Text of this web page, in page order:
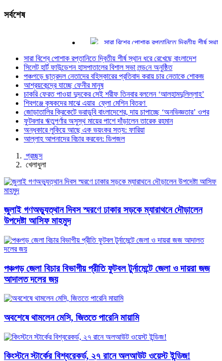
সর্বশেষ
সারা বিশ্বে পোশাক রপ্তানিতে দ্বিতীয় শীর্ষ স্থান ধরে
সিলেট হার্ট ফাউন্ডেশন হাসপাতালের বিশাল সভা লন্ড‌নে
পঞ্চগড়ে ছাত্রদল নেতাদের বহিস্কারের প্রতিবাদ
আশ্রয়কেন্দ্রে যাচ্ছে ফেনীর মানুষ
চাকরি ফেরত পাওয়া দুদকের সেই শরীফ তিনবার
শিবগঞ্জে কৃষকদের মাঝে এয়ার ফ্লো মেশিন বিতরণ
জোড়াতালির ক্রিকেটে ভরাডুবি বাংলাদেশের, দায়
ফুটবলার ঋতুপর্ণার অসুস্থ মায়ের পাশে দাঁড়ালেন তারেক
অন্ধকারে লুকিয়ে আছে এক ভয়ংকর সত্য: ফারিয়া
আল্লাহ আপনাদের বিচার করবেন: ডিপজল
সারা বিশ্বে পোশাক রপ্তানিতে দ্বিতীয় শীর্ষ স্থান ধরে রেখেছে বাংলাদেশ
সিলেট হার্ট ফাউন্ডেশন হাসপাতালের বিশাল সভা লন্ড‌নে অনুষ্ঠিত
পঞ্চগড়ে ছাত্রদল নেতাদের বহিস্কারের প্রতিবাদ করায় চার নেতাকে শোকজ
আশ্রয়কেন্দ্রে যাচ্ছে ফেনীর মানুষ
চাকরি ফেরত পাওয়া দুদকের সেই শরীফ তিনবার বললেন ‘আলহামদুলিল্লাহ’
শিবগঞ্জে কৃষকদের মাঝে এয়ার ফ্লো মেশিন বিতরণ
জোড়াতালির ক্রিকেটে ভরাডুবি বাংলাদেশের, দায় চাপাচ্ছে ‘অনভিজ্ঞতার’ ওপর
ফুটবলার ঋতুপর্ণার অসুস্থ মায়ের পাশে দাঁড়ালেন তারেক রহমান
অন্ধকারে লুকিয়ে আছে এক ভয়ংকর সত্য: ফারিয়া
আল্লাহ আপনাদের বিচার করবেন: ডিপজল
প্রচ্ছদ
খেলাধুলা
জুলাই গণঅভ্যুত্থান দিবস স্মরণে ঢাকার সড়কে ম্যারাথনে দৌড়ালেন
উপদেষ্টা আসিফ মাহমুদ
পঞ্চগড় জেলা বিচার বিভাগীয় প্রীতি ফুটবল টুর্নামেন্টে জেলা ও দায়রা জজ
আদালত দলের জয়
অবশেষে থামলেন মেসি, জিততে পারেনি মায়ামি
কিংস্টনে স্টার্কের বিশ্বরেকর্ড, ২৭ রানে অলআউট ওয়েস্ট ইন্ডিজ!